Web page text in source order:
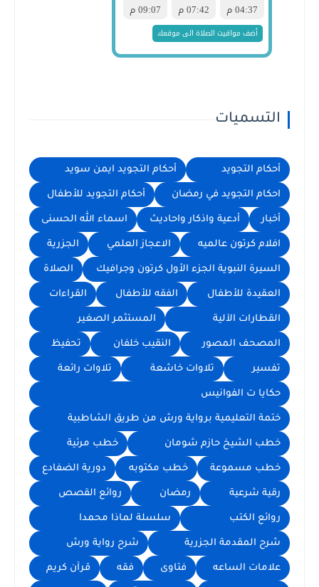
التسميات
أحكام التجويد أحكام التجويد ايمن سويد
احكام التجويد في رمضان أحكام التجويد للأطفال
أخبار أدعية واذكار واحاديث اسماء الله الحسنى
افلام كرتون عالميه الاعجاز العلمي الجزرية
السيرة النبوية الجزء الأول كرتون وجرافيك الصلاة
العقيدة للأطفال الفقه للأطفال القراءات
القطارات الآلية المستثمر الصغير
المصحف المصور النقيب خلفان تحفيظ
تفسير تلاوات خاشعة تلاوات رائعة
حكايا ت الفوانيس
ختمة التعليمية برواية ورش من طريق الشاطبية
خطب الشيخ حازم شومان خطب مرئية
خطب مسموعة خطب مكتوبه دورية الضفادع
رقية شرعية رمضان روائع القصص
روائع الكتب سلسلة لماذا محمدا
شرح المقدمة الجزرية شرح رواية ورش
علامات الساعه فتاوى فقه قرآن كريم